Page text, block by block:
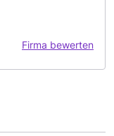
Firma bewerten